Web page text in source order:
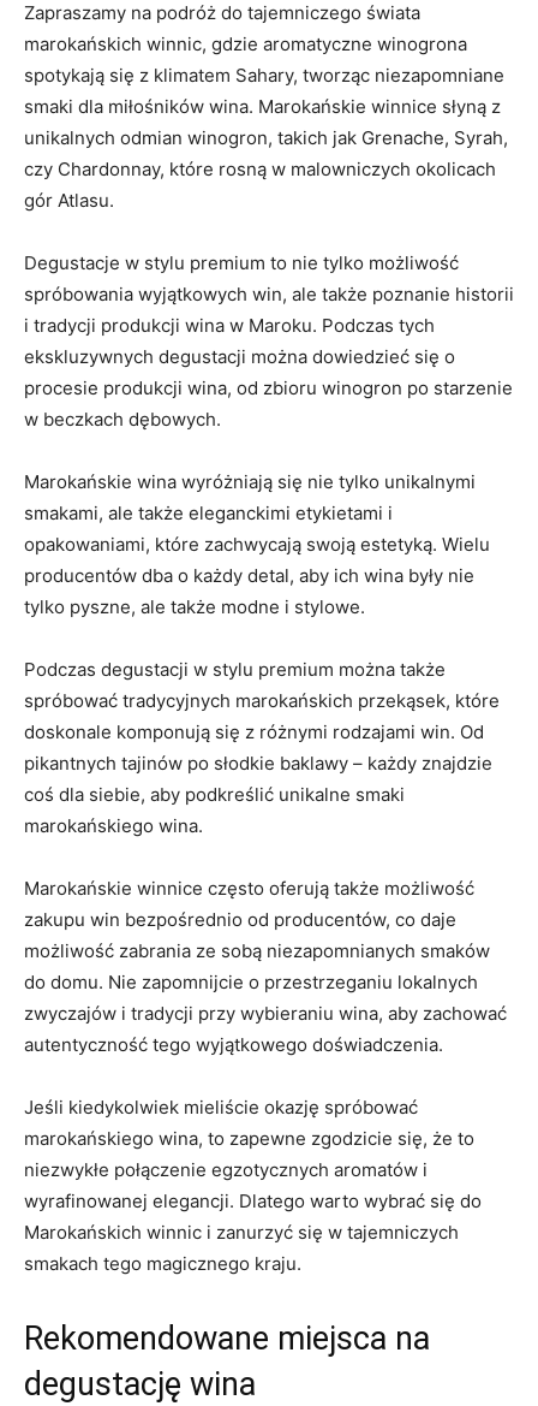
Zapraszamy ‍na⁢ podróż do tajemniczego świata
marokańskich winnic,⁣ gdzie ⁣aromatyczne⁢ winogrona​
spotykają się z‍ klimatem Sahary, tworząc niezapomniane
smaki ​dla miłośników wina. Marokańskie winnice słyną z
unikalnych odmian ⁤winogron, ‌takich jak Grenache, Syrah,
czy Chardonnay,‌ które‍ rosną⁤ w malowniczych okolicach
gór Atlasu.
Degustacje ‌w ⁤stylu premium to nie tylko‌ możliwość
spróbowania wyjątkowych win,‌ ale także poznanie historii
i ⁢tradycji produkcji wina‌ w‍ Maroku. Podczas tych⁤
ekskluzywnych degustacji ⁢można dowiedzieć się⁢ o
procesie produkcji ⁣wina, ‍od zbioru winogron ‌po starzenie⁤
w beczkach dębowych.
Marokańskie wina wyróżniają ‍się nie tylko unikalnymi
smakami, ‍ale także eleganckimi​ etykietami i‍
opakowaniami, które ‌zachwycają swoją estetyką. Wielu
producentów dba o każdy detal, aby ich wina były nie
⁣tylko pyszne, ale ⁢także modne i‌ stylowe.
Podczas‍ degustacji ⁤w⁢ stylu premium można także
spróbować tradycyjnych marokańskich ​przekąsek, które
doskonale komponują się z różnymi‌ rodzajami‌ win. Od
pikantnych tajinów po słodkie baklawy​ – każdy⁤ znajdzie
coś dla siebie, aby ​podkreślić​ unikalne smaki
marokańskiego wina.
Marokańskie winnice często‌ oferują ⁢także‌ możliwość
‍zakupu ​win bezpośrednio‍ od producentów, co‍ daje
możliwość zabrania ze sobą niezapomnianych‌ smaków
⁣do ⁢domu. ‌Nie ‌zapomnijcie o przestrzeganiu ‌lokalnych
zwyczajów ⁢i⁤ tradycji przy wybieraniu⁣ wina, aby zachować
autentyczność‌ tego⁤ wyjątkowego ‍doświadczenia.
Jeśli⁣ kiedykolwiek mieliście okazję spróbować
marokańskiego wina, to zapewne‍ zgodzicie się, że to
⁢niezwykłe połączenie egzotycznych aromatów i
wyrafinowanej ‍elegancji. Dlatego warto wybrać się do
Marokańskich winnic⁢ i⁢ zanurzyć się w⁤ tajemniczych
smakach tego magicznego kraju.
Rekomendowane ‌miejsca ⁣na
degustację wina